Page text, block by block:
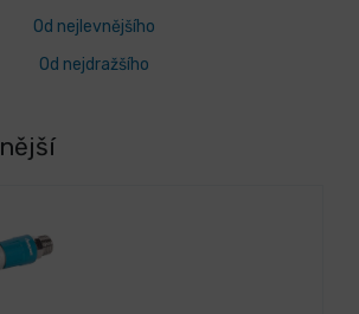
Od nejlevnějšího
Od nejdražšího